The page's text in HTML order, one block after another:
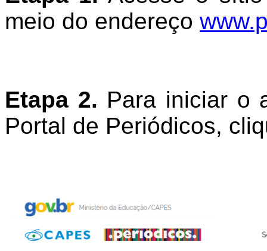
meio do endereço
Etapa 2. Para iniciar o
Portal de Periódicos,